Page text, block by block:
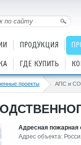
ПРОДУКЦИЯ
ГДЕ КУПИТЬ
проекты АПС и
Адресная пожарная
Адрес объекта: